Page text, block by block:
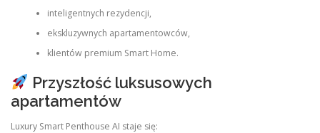
inteligentnych rezydencji,
ekskluzywnych apartamentowców,
klientów premium Smart Home.
Przyszłość luksusowych
apartamentów
Luxury Smart Penthouse AI staje się: